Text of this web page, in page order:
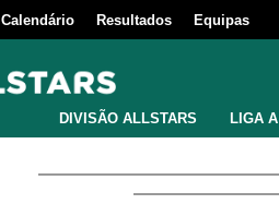
Calendário Resultados Equipas
DIVISÃO ALLSTARS LIGA A